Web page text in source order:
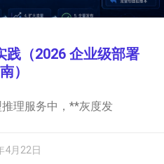
践（2026 企业级部署
）
理服务中，**灰度发
4月22日